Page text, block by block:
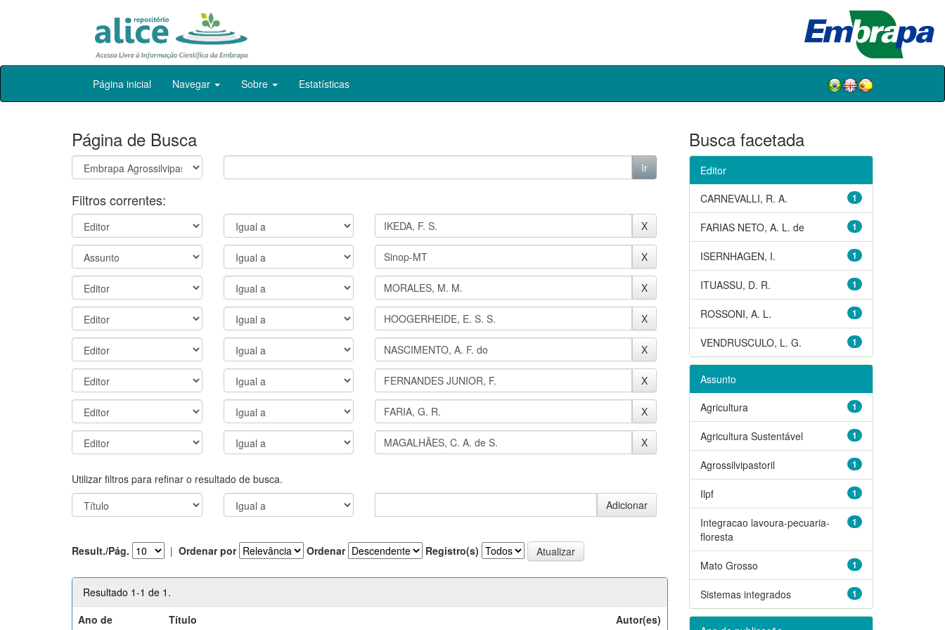
Skip
Página inicial Navegar Sobre Estatísticas
Página de Busca
Filtros correntes:
Utilizar filtros para refinar o resultado de busca.
Result./Pág. | Ordenar por Ordenar Registro(s)
Resultado 1-1 de 1.
Ano de
Título Autor(es)
Busca facetada
Editor
1
CARNEVALLI, R. A.
1
FARIAS NETO, A. L. de
1
ISERNHAGEN, I.
1
ITUASSU, D. R.
1
ROSSONI, A. L.
1
VENDRUSCULO, L. G.
Assunto
1
Agricultura
1
Agricultura Sustentável
1
Agrossilvipastoril
1
Ilpf
1
Integracao lavoura-pecuaria-
floresta
1
Mato Grosso
1
Sistemas integrados